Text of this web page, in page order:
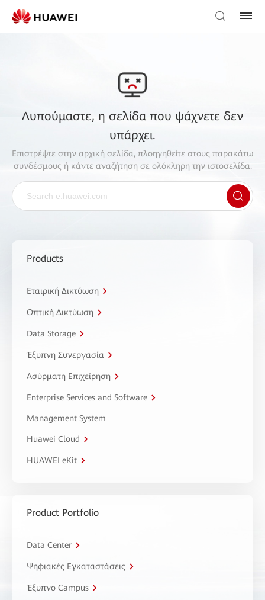
Λυπούμαστε, η σελίδα που ψάχνετε δεν
υπάρχει.
Επιστρέψτε στην αρχική σελίδα, πλοηγηθείτε στους παρακάτω
συνδέσμους ή κάντε αναζήτηση σε ολόκληρη την ιστοσελίδα.
Products
Εταιρική Δικτύωση
Οπτική Δικτύωση
Data Storage
Έξυπνη Συνεργασία
Ασύρματη Επιχείρηση
Enterprise Services and Software
Management System
Huawei Cloud
HUAWEI eKit
Product Portfolio
Data Center
Ψηφιακές Εγκαταστάσεις
Έξυπνο Campus